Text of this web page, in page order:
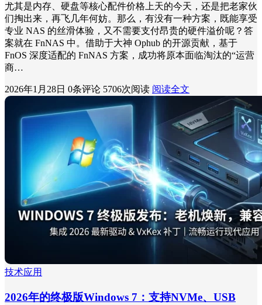
尤其是内存、硬盘等核心配件价格上天的今天，还是把老家伙
们掏出来，再飞几年何妨。那么，有没有一种方案，既能享受
专业 NAS 的丝滑体验，又不需要支付昂贵的硬件溢价呢？答
案就在 FnNAS 中。借助于大神 Ophub 的开源贡献，基于
FnOS 深度适配的 FnNAS 方案，成功将原本面临淘汰的“运营
商…
2026年1月28日 0条评论 5706次阅读 阅读全文
技术应用
2026年的终极版Windows 7：支持NVMe、USB